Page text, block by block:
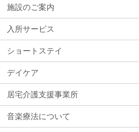
施設のご案内
入所サービス
ショートステイ
デイケア
居宅介護支援事業所
音楽療法について